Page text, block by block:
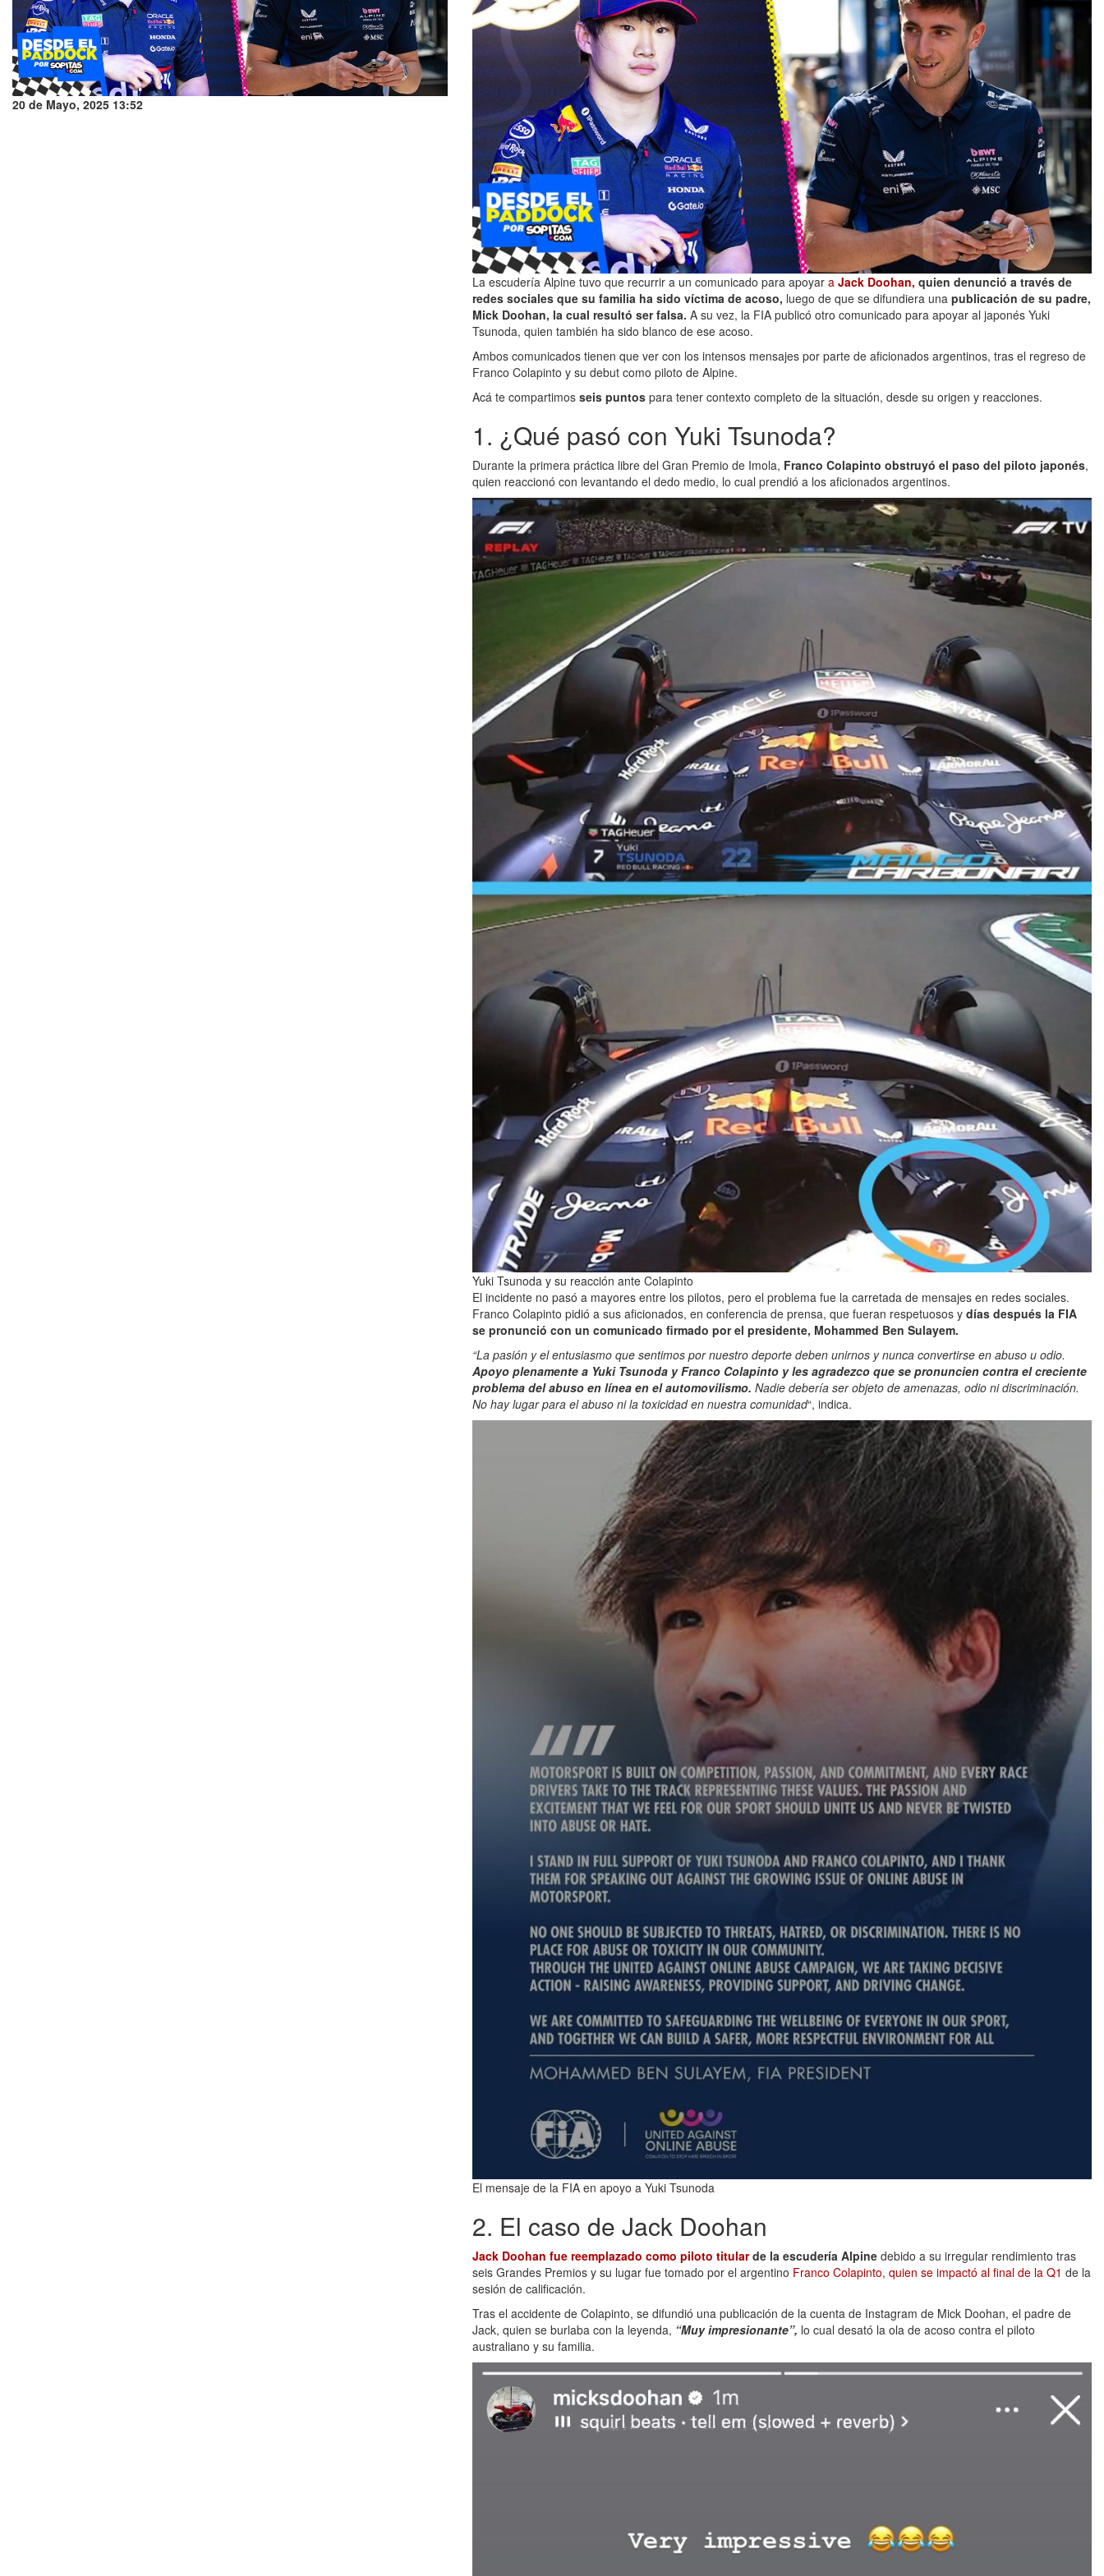
20 de Mayo, 2025 13:52
La escudería Alpine tuvo que recurrir a un comunicado para apoyar a Jack Doohan, quien denunció a través de
redes sociales que su familia ha sido víctima de acoso, luego de que se difundiera una publicación de su padre,
Mick Doohan, la cual resultó ser falsa. A su vez, la FIA publicó otro comunicado para apoyar al japonés Yuki
Tsunoda, quien también ha sido blanco de ese acoso.
Ambos comunicados tienen que ver con los intensos mensajes por parte de aficionados argentinos, tras el regreso de
Franco Colapinto y su debut como piloto de Alpine.
Acá te compartimos seis puntos para tener contexto completo de la situación, desde su origen y reacciones.
1. ¿Qué pasó con Yuki Tsunoda?
Durante la primera práctica libre del Gran Premio de Imola, Franco Colapinto obstruyó el paso del piloto japonés,
quien reaccionó con levantando el dedo medio, lo cual prendió a los aficionados argentinos.
Yuki Tsunoda y su reacción ante Colapinto
El incidente no pasó a mayores entre los pilotos, pero el problema fue la carretada de mensajes en redes sociales.
Franco Colapinto pidió a sus aficionados, en conferencia de prensa, que fueran respetuosos y días después la FIA
se pronunció con un comunicado firmado por el presidente, Mohammed Ben Sulayem.
“La pasión y el entusiasmo que sentimos por nuestro deporte deben unirnos y nunca convertirse en abuso u odio.
Apoyo plenamente a Yuki Tsunoda y Franco Colapinto y les agradezco que se pronuncien contra el creciente
problema del abuso en línea en el automovilismo. Nadie debería ser objeto de amenazas, odio ni discriminación.
No hay lugar para el abuso ni la toxicidad en nuestra comunidad“, indica.
El mensaje de la FIA en apoyo a Yuki Tsunoda
2. El caso de Jack Doohan
Jack Doohan fue reemplazado como piloto titularde la escudería Alpine debido a su irregular rendimiento tras
seis Grandes Premios y su lugar fue tomado por el argentino Franco Colapinto, quien se impactó al final de la Q1 de la
sesión de calificación.
Tras el accidente de Colapinto, se difundió una publicación de la cuenta de Instagram de Mick Doohan, el padre de
Jack, quien se burlaba con la leyenda, “Muy impresionante”, lo cual desató la ola de acoso contra el piloto
australiano y su familia.